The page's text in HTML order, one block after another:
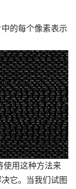
的每个像素表示
使用这种方法来
它。当我们试图